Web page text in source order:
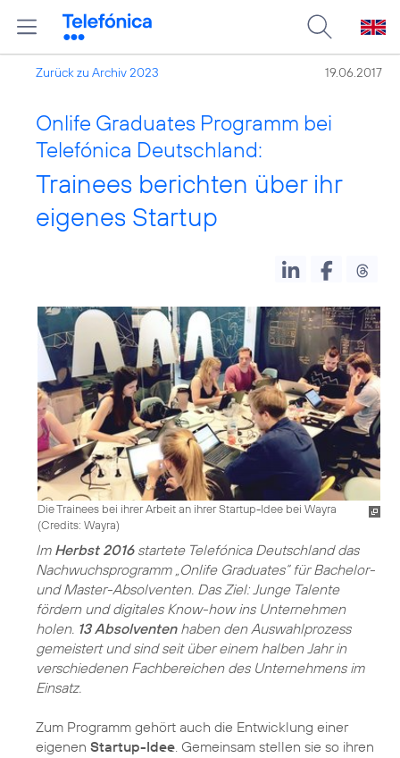
Zurück zu Archiv 2023 19.06.2017
Onlife Graduates Programm bei
Telefónica Deutschland:
Trainees berichten über ihr
eigenes Startup
Die Trainees bei ihrer Arbeit an ihrer Startup-Idee bei Wayra
(Credits: Wayra)
Im Herbst 2016startete Telefónica Deutschland das
Nachwuchsprogramm „Onlife Graduates“ für Bachelor-
und Master-Absolventen. Das Ziel: Junge Talente
fördern und digitales Know-how ins Unternehmen
holen. 13 Absolventenhaben den Auswahlprozess
gemeistert und sind seit über einem halben Jahr in
verschiedenen Fachbereichen des Unternehmens im
Einsatz.
Zum Programm gehört auch die Entwicklung einer
eigenen Startup-Idee . Gemeinsam stellen sie so ihren